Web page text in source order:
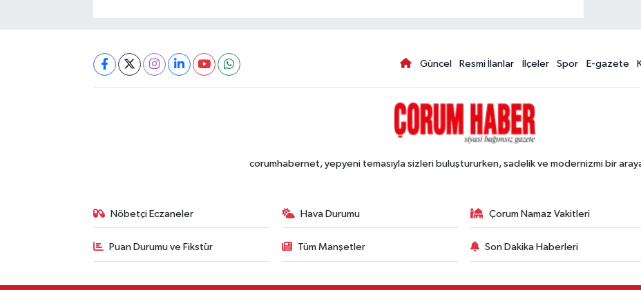
Güncel Resmi İlanlar İlçeler Spor E-gazete
corumhabernet, yepyeni temasıyla sizleri buluştururken, sadelik ve modernizmi bir
Nöbetçi Eczaneler Hava Durumu Çorum Namaz Vakitleri
Puan Durumu ve Fikstür Tüm Manşetler Son Dakika Haberleri